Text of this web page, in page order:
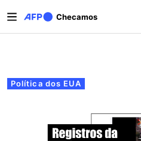
Checamos
Abas primárias
Política dos EUA